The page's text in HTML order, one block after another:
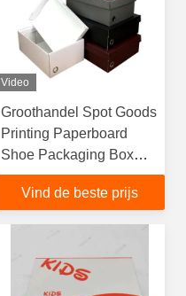
Video
Groothandel Spot Goods
Printing Paperboard
Shoe Packaging Box
Met Glossy/Mat
Lamination Heaven and
Vind de beste prijs